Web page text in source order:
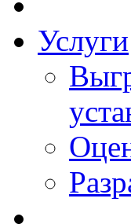
Услуги